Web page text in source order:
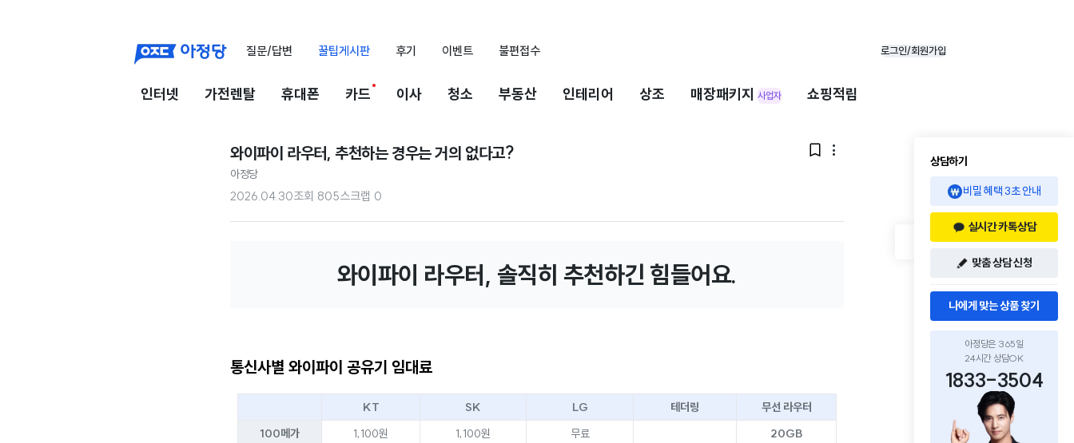
질문/답변 꿀팁게시판 후기 이벤트 불편접수 로그인/회원가입
인터넷 가전렌탈 휴대폰 카드 이사 청소 부동산 인테리어 상조 매장패키지 사업자 쇼핑적립
와이파이 라우터, 추천하는 경우는 거의 없다고?  
아정당
2026.04.30조회 805스크랩 0
와이파이 라우터, 솔직히 추천하긴 힘들어요.
통신사별 와이파이 공유기 임대료
KT SK LG 테더링
무선 라우터
100메가
1,100원 1,100원
무료
20GB
상담하기
비밀 혜택 3초 안내
실시간 카톡상담
맞춤 상담 신청
나에게 맞는 상품 찾기
아정당은 365일
24시간 상담OK
1833-3504